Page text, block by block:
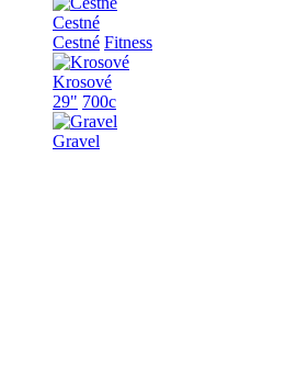
Cestné
Cestné Fitness
Krosové
29" 700c
Gravel